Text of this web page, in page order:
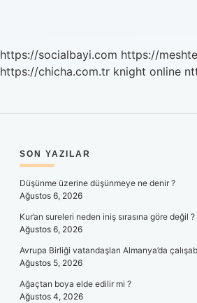
https://socialbayi.com https://
https://chicha.com.tr knight online
SIDEBAR
SON YAZILAR
Düşünme üzerine düşünmeye ne denir ?
Ağustos 6, 2026
Kur’an sureleri neden iniş sırasına göre değil ?
Ağustos 6, 2026
Avrupa Birliği vatandaşları Almanya’da
Ağustos 5, 2026
Ağaçtan boya elde edilir mi ?
Ağustos 4, 2026